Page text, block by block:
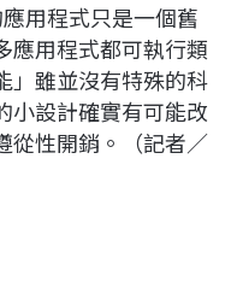
用程式只是一個舊
應用程式都可執行類
」雖並沒有特殊的科
小設計確實有可能改
從性開銷。（記者／